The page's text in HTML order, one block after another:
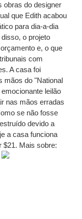
obras do designer
que Edith acabou
para dia-a-dia
o projeto
e, o que
com
A casa foi
mãos do "National
leilão
nas mãos erradas
se não fosse
devido a
a casa funciona
$21. Mais sobre: